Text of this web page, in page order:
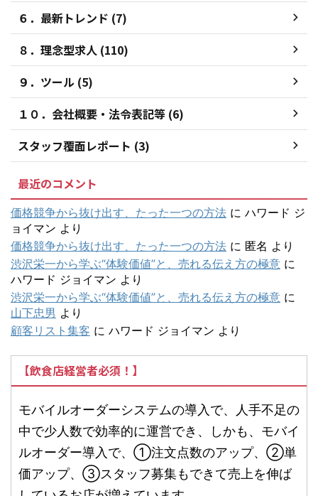
６．最新トレンド (7)
８．理念型求人 (110)
９．ツール (5)
１０．会社概要・法令表記等 (6)
スタッフ覆面レポート (3)
最近のコメント
価格競争から抜け出す、たった一つの方法 に ハワード ジ
ョイマン より
価格競争から抜け出す、たった一つの方法 に 匿名 より
渋沢栄一から学ぶ“体験価値”と、売れる伝え方の極意 に
ハワード ジョイマン より
渋沢栄一から学ぶ“体験価値”と、売れる伝え方の極意 に
山下忠男 より
顧客リスト集客 に ハワード ジョイマン より
【飲食店経営者必須！】
モバイルオーダーシステムの導入で、人手不足の
中で少人数で効率的に運営でき、しかも、モバイ
ルオーダー導入で、①注文点数のアップ、②単
価アップ、③スタッフ募集もできて売上を伸ば